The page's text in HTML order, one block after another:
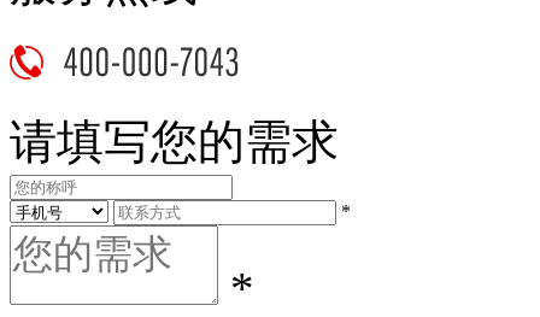
请填写您的需求
*
*